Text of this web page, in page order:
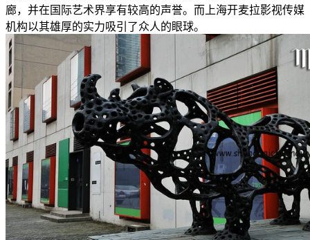
廊，并在国际艺术界享有较高的声誉。而上海开麦拉影视传媒
机构以其雄厚的实力吸引了众人的眼球。